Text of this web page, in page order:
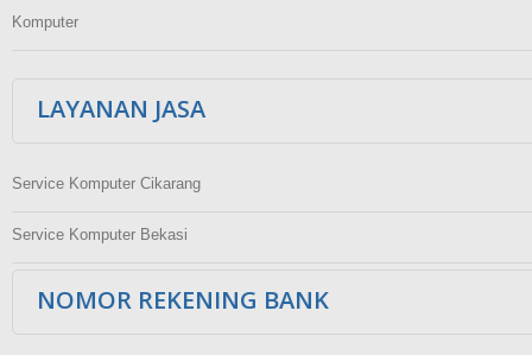
Komputer
LAYANAN JASA
Service Komputer Cikarang
Service Komputer Bekasi
NOMOR REKENING BANK